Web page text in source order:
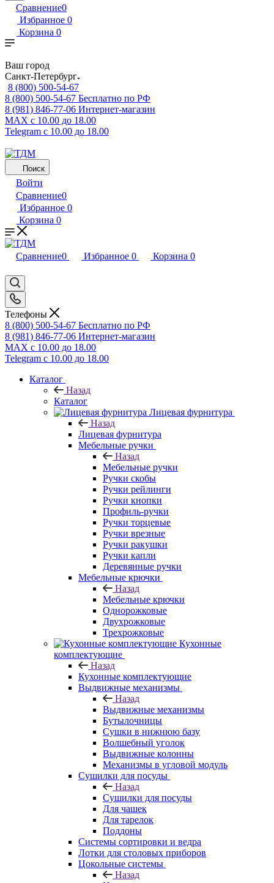
Сравнение0
Избранное 0
Корзина 0
Ваш город
Санкт-Петербург
8 (800) 500-54-67
8 (800) 500-54-67 Бесплатно по РФ
8 (981) 846-77-06 Интернет-магазин
MAX с 10.00 до 18.00
Telegram с 10.00 до 18.00
Поиск
Войти
Сравнение0
Избранное 0
Корзина 0
Сравнение0 Избранное 0 Корзина 0
Телефоны
8 (800) 500-54-67 Бесплатно по РФ
8 (981) 846-77-06 Интернет-магазин
MAX с 10.00 до 18.00
Telegram с 10.00 до 18.00
Каталог
Назад
Каталог
Лицевая фурнитура
Назад
Лицевая фурнитура
Мебельные ручки
Назад
Мебельные ручки
Ручки скобы
Ручки рейлинги
Ручки кнопки
Профиль-ручки
Ручки торцевые
Ручки врезные
Ручки ракушки
Ручки капли
Деревянные ручки
Мебельные крючки
Назад
Мебельные крючки
Однорожковые
Двухрожковые
Трехрожковые
Кухонные
комплектующие
Назад
Кухонные комплектующие
Выдвижные механизмы
Назад
Выдвижные механизмы
Бутылочницы
Сушки в нижнюю базу
Волшебный уголок
Выдвижные колонны
Механизмы в угловой модуль
Сушилки для посуды
Назад
Сушилки для посуды
Для чашек
Для тарелок
Поддоны
Системы сортировки и ведра
Лотки для столовых приборов
Цокольные системы
Назад